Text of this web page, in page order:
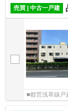
売買 | 中古一戸建
■都営浅草線戸